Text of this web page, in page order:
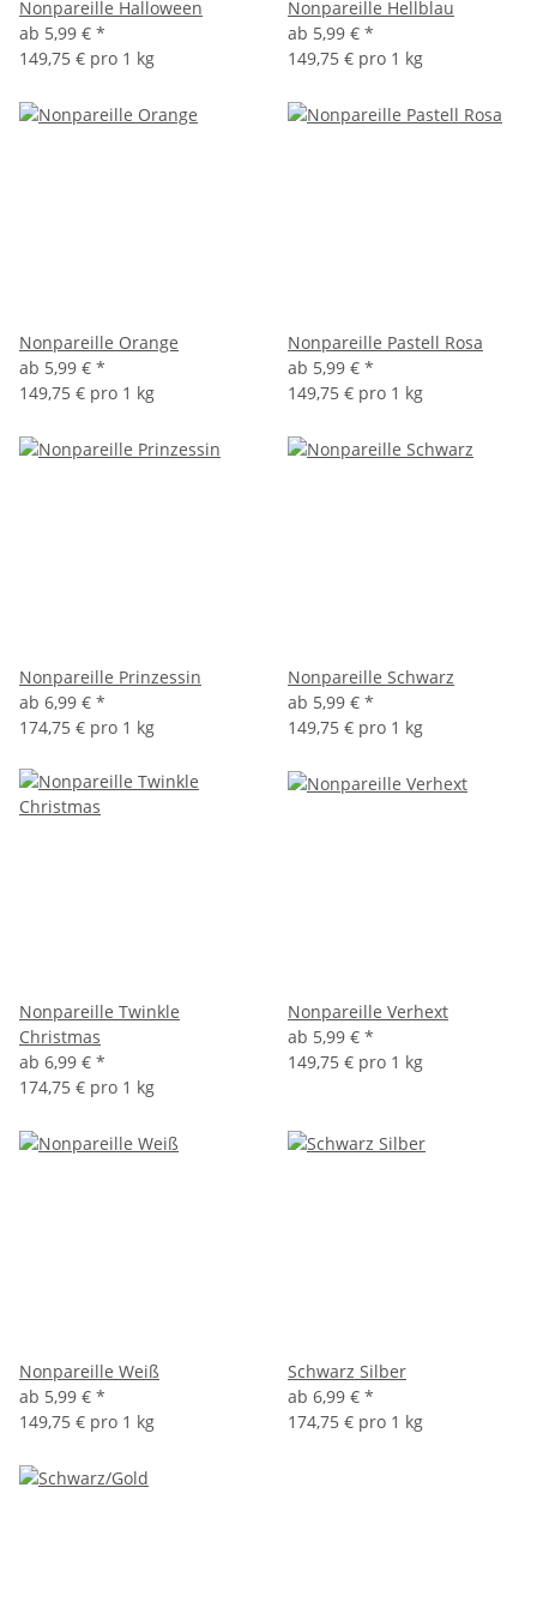
Nonpareille Halloween
ab 5,99 € *
149,75 € pro 1 kg
Nonpareille Hellblau
ab 5,99 € *
149,75 € pro 1 kg
Nonpareille Orange
ab 5,99 € *
149,75 € pro 1 kg
Nonpareille Pastell Rosa
ab 5,99 € *
149,75 € pro 1 kg
Nonpareille Prinzessin
ab 6,99 € *
174,75 € pro 1 kg
Nonpareille Schwarz
ab 5,99 € *
149,75 € pro 1 kg
Nonpareille Twinkle
Christmas
ab 6,99 € *
174,75 € pro 1 kg
Nonpareille Verhext
ab 5,99 € *
149,75 € pro 1 kg
Nonpareille Weiß
ab 5,99 € *
149,75 € pro 1 kg
Schwarz Silber
ab 6,99 € *
174,75 € pro 1 kg